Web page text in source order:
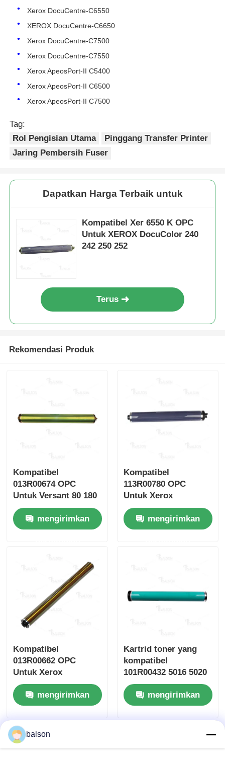
Rumah
Berita
Chip Toner Lexmark
Minolta Toner Chip
Chip Toner Ricoh
Bagian Printer dan Kopia
Unit Drum & Fuser
Kartrid toner
Pantum Chip
Xerox DocuCentre-C6550
XEROX DocuCentre-C6650
Xerox DocuCentre-C7500
Xerox DocuCentre-C7550
Xerox ApeosPort-II C5400
Xerox ApeosPort-II C6500
Xerox ApeosPort-II C7500
Tag:
Rol Pengisian Utama
Pinggang Transfer Printer
Jaring Pembersih Fuser
Dapatkan Harga Terbaik untuk
Kompatibel Xer 6550 K OPC
Untuk XEROX DocuColor 240
242 250 252
Terus
Rekomendasi Produk
Kompatibel
013R00674 OPC
Untuk Versant 80 180
mengirimkan
Kompatibel
113R00780 OPC
Untuk Xerox
Versalink C7020
c7025 C7030 C7000
mengirimkan
Kompatibel
013R00662 OPC
Untuk Xerox
WorkCentre 7525
7530 7535mengirimkan
permintaan
Kartrid toner yang
kompatibel
101R00432 5016 5020
5020B
mengirimkan
permintaan
balson